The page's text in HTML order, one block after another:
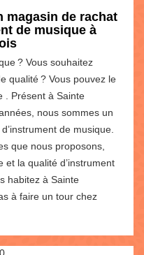
magasin de rachat
de musique à
? Vous souhaitez
qualité ? Vous pouvez le
. Présent à Sainte
nous sommes un
de musique.
que nous proposons,
et la qualité d’instrument
habitez à Sainte
à faire un tour chez